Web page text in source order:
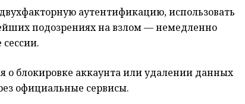
аутентификацию, использовать
подозрениях на взлом — немедленно
блокировке аккаунта или удалении данных
официальные сервисы.